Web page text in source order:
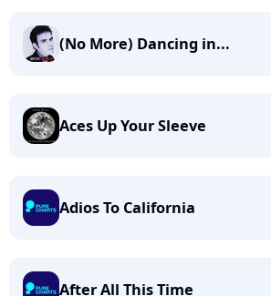
(No More) Dancing in...
Aces Up Your Sleeve
Adios To California
After All This Time